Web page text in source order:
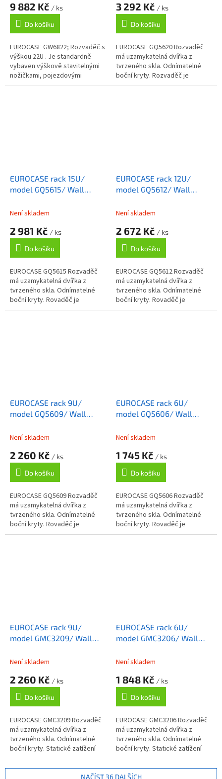
9 882 Kč / ks
Do košíku
EUROCASE GW6822; Rozvaděč s
výškou 22U . Je standardně
vybaven výškově stavitelnými
nožičkami, pojezdovými
kolečky, výškově
3 292 Kč / ks
Do košíku
EUROCASE GQ5620 Rozvaděč
má uzamykatelná dvířka z
tvrzeného skla. Odnímatelné
boční kryty. Rozvaděč je
standardně vybaven nožičkami
EUROCASE rack 15U/
model GQ5615/ Wall
Není skladem
2 981 Kč / ks
Do košíku
EUROCASE GQ5615 Rozvaděč
má uzamykatelná dvířka z
tvrzeného skla. Odnímatelné
boční kryty. Rovaděč je
standardně vybaven nožičkami
EUROCASE rack 12U/
model GQ5612/ Wall
Není skladem
2 672 Kč / ks
Do košíku
EUROCASE GQ5612 Rozvaděč
má uzamykatelná dvířka z
tvrzeného skla. Odnímatelné
boční kryty. Rovaděč je
standardně vybaven nožičkami
EUROCASE rack 9U/
model GQ5609/ Wall
Není skladem
2 260 Kč / ks
Do košíku
EUROCASE GQ5609 Rozvaděč
má uzamykatelná dvířka z
tvrzeného skla. Odnímatelné
boční kryty. Rovaděč je
standardně vybaven nožičkami
EUROCASE rack 6U/
model GQ5606/ Wall
Není skladem
1 745 Kč / ks
Do košíku
EUROCASE GQ5606 Rozvaděč
má uzamykatelná dvířka z
tvrzeného skla. Odnímatelné
boční kryty. Rovaděč je
standardně vybaven nožičkami
EUROCASE rack 9U/
model GMC3209/ Wall
Není skladem
2 260 Kč / ks
Do košíku
EUROCASE GMC3209 Rozvaděč
má uzamykatelná dvířka z
tvrzeného skla. Odnímatelné
boční kryty. Statické zatížení
standardní součástí rozvaděče.
EUROCASE rack 6U/
model GMC3206/ Wall
Není skladem
1 848 Kč / ks
Do košíku
EUROCASE GMC3206 Rozvaděč
má uzamykatelná dvířka z
tvrzeného skla. Odnímatelné
boční kryty. Statické zatížení
standardní součástí rozvaděče.
ZÁKLADNÍ...
NAČÍST 36 DALŠÍCH